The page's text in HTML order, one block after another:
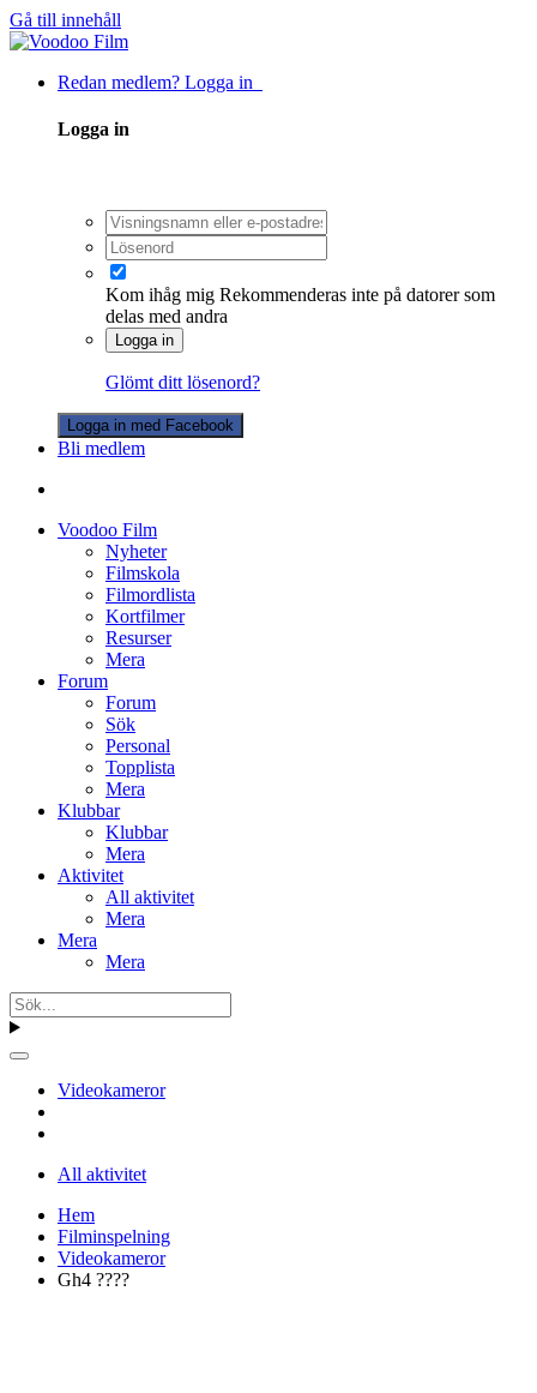
Gå till innehåll
Redan medlem? Logga in
Logga in
Kom ihåg mig Rekommenderas inte på datorer som
delas med andra
Logga in
Glömt ditt lösenord?
Logga in med Facebook
Bli medlem
Voodoo Film
Nyheter
Filmskola
Filmordlista
Kortfilmer
Resurser
Mera
Forum
Forum
Sök
Personal
Topplista
Mera
Klubbar
Klubbar
Mera
Aktivitet
All aktivitet
Mera
Mera
Mera
Videokameror
All aktivitet
Hem
Filminspelning
Videokameror
Gh4 ????